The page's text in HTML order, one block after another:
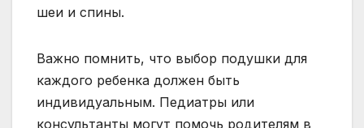
шеи и спины.
Важно помнить, что выбор подушки для
каждого ребенка должен быть
индивидуальным. Педиатры или
консультанты могут помочь родителям в